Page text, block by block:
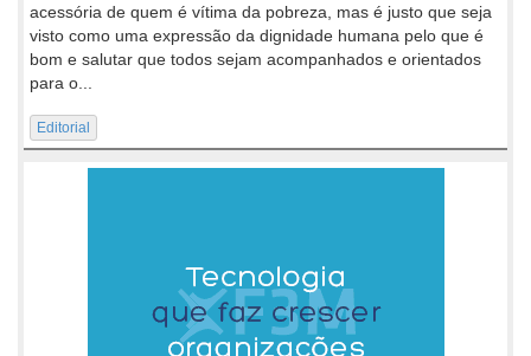
acessória de quem é vítima da pobreza, mas é justo que seja
visto como uma expressão da dignidade humana pelo que é
bom e salutar que todos sejam acompanhados e orientados
para o...
Editorial